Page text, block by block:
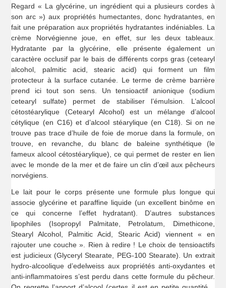
Regard « La glycérine, un ingrédient qui a plusieurs cordes à
son arc ») aux propriétés humectantes, donc hydratantes, en
fait une préparation aux propriétés hydratantes indéniables. La
crème Norvégienne joue, en effet, sur les deux tableaux.
Hydratante par la glycérine, elle présente également un
caractère occlusif par le bais de différents corps gras (cetearyl
alcohol, palmitic acid, stearic acid) qui forment un film
protecteur à la surface cutanée. Le terme de crème barrière
prend ici tout son sens. Un tensioactif anionique (sodium
cetearyl sulfate) permet de stabiliser l’émulsion. L’alcool
cétostéarylique (Cetearyl Alcohol) est un mélange d’alcool
cétylique (en C16) et d’alcool stéarylique (en C18). Si on ne
trouve pas trace d’huile de foie de morue dans la formule, on
trouve, en revanche, du blanc de baleine synthétique (le
fameux alcool cétostéarylique), ce qui permet de rester en lien
avec le monde de la mer et de faire un clin d’œil aux pêcheurs
norvégiens.
Le lait pour le corps présente une formule plus longue qui
associe glycérine et paraffine liquide (un excellent binôme en
ce qui concerne l’effet hydratant). D’autres substances
lipophiles (Isopropyl Palmitate, Petrolatum, Dimethicone,
Stearyl Alcohol, Palmitic Acid, Stearic Acid) viennent « en
rajouter une couche ». Rien à redire ! Le choix de tensioactifs
est judicieux (Glyceryl Stearate, PEG-100 Stearate). Un extrait
hydro-alcoolique d’edelweiss aux propriétés anti-oxydantes et
anti-inflammatoires s’est perdu dans cette formule du pêcheur.